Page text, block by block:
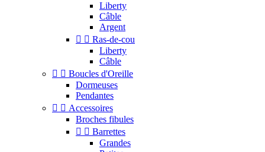
Liberty
Câble
Argent
  Ras-de-cou
Liberty
Câble
  Boucles d'Oreille
Dormeuses
Pendantes
  Accessoires
Broches fibules
  Barrettes
Grandes